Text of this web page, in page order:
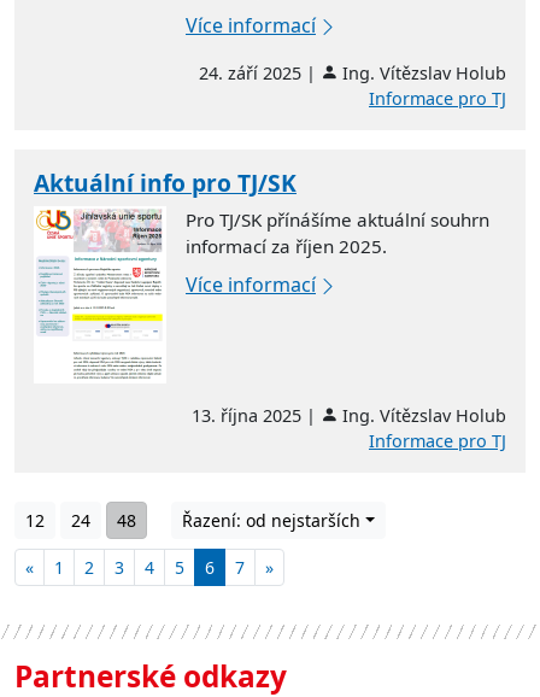
Více informací
24. září 2025 |
Ing. Vítězslav Holub
Informace pro TJ
Aktuální info pro TJ/SK
Pro TJ/SK přínášíme aktuální souhrn
informací za říjen 2025.
Více informací
13. října 2025 |
Ing. Vítězslav Holub
Informace pro TJ
12 24 48 Řazení: od nejstarších
« 1 2 3 4 5 6 7 »
Partnerské odkazy